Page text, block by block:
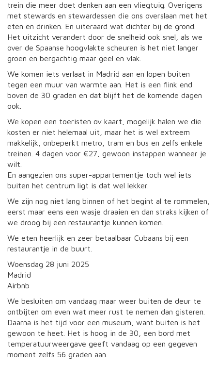
trein die meer doet denken aan een vliegtuig. Overigens
met stewards en stewardessen die ons overslaan met het
eten en drinken. En uiteraard wat dichter bij de grond.
Het uitzicht verandert door de snelheid ook snel, als we
over de Spaanse hoogvlakte scheuren is het niet langer
groen en bergachtig maar geel en vlak.
We komen iets verlaat in Madrid aan en lopen buiten
tegen een muur van warmte aan. Het is een flink end
boven de 30 graden en dat blijft het de komende dagen
ook.
We kopen een toeristen ov kaart, mogelijk halen we die
kosten er niet helemaal uit, maar het is wel extreem
makkelijk, onbeperkt metro, tram en bus en zelfs enkele
treinen. 4 dagen voor €27, gewoon instappen wanneer je
wilt.
En aangezien ons super-appartementje toch wel iets
buiten het centrum ligt is dat wel lekker.
We zijn nog niet lang binnen of het begint al te rommelen,
eerst maar eens een wasje draaien en dan straks kijken of
we droog bij een restaurantje kunnen komen.
We eten heerlijk en zeer betaalbaar Cubaans bij een
restaurantje in de buurt.
Woensdag 28 juni 2025
Madrid
Airbnb
We besluiten om vandaag maar weer buiten de deur te
ontbijten om even wat meer rust te nemen dan gisteren.
Daarna is het tijd voor een museum, want buiten is het
gewoon te heet. Het is hoog in de 30, een bord met
temperatuurweergave geeft vandaag op een gegeven
moment zelfs 56 graden aan.